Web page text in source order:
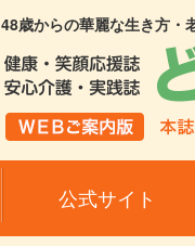
公式サイト
48歳からの華麗な生き方・